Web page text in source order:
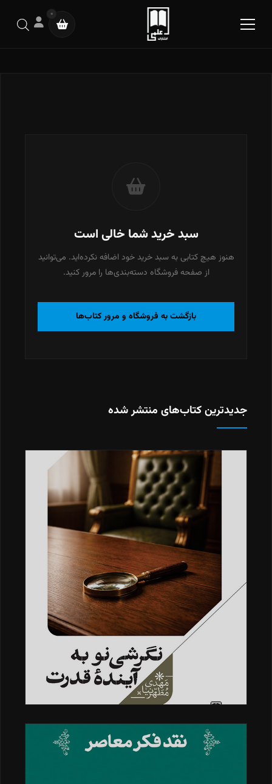
0
سبد خرید شما خالی است
هنوز هیچ کتابی به سبد خرید خود اضافه نکرده‌اید. می‌توانید
از صفحه فروشگاه دسته‌بندی‌ها را مرور کنید.
بازگشت به فروشگاه و مرور کتاب‌ها
جدیدترین کتاب‌های منتشر شده